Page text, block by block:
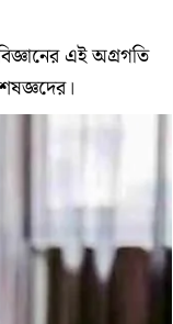
এই অগ্রগতি